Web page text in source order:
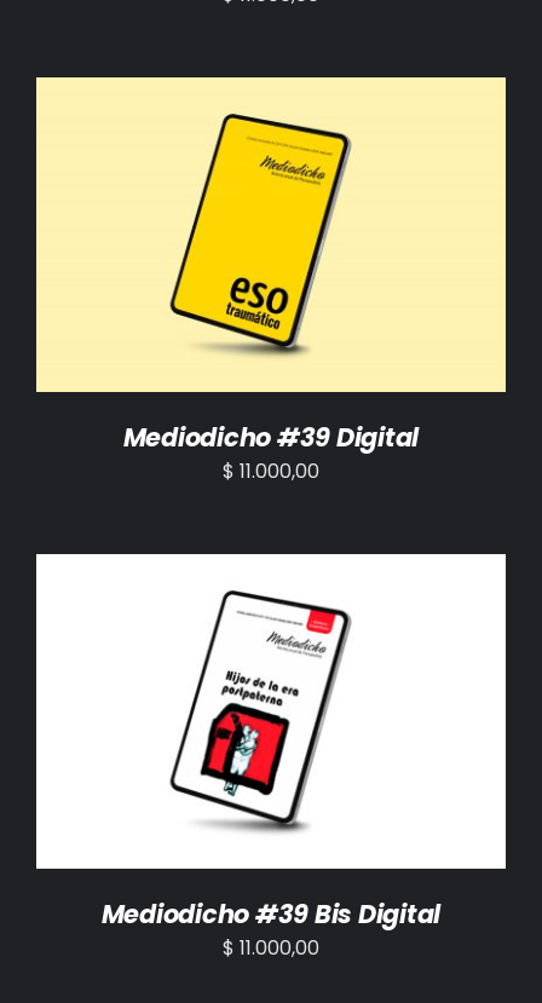
AÑADIR AL CARRITO /
Mediodicho #39 Digital
$ 11.000,00
AÑADIR AL CARRITO /
Mediodicho #39 Bis Digital
$ 11.000,00